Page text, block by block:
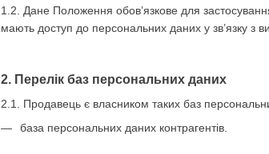
1.2. Дане Положення обов’язкове для
мають доступ до персональних даних у зв’язку з
2. Перелік баз персональних даних
2.1. Продавець є власником таких баз
база персональних даних контрагентів.